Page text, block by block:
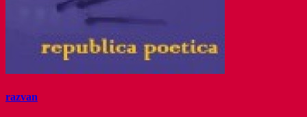
razvan